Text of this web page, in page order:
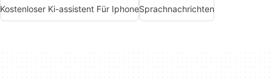
Kostenloser Ki-assistent Für IphoneSprachnachrichten